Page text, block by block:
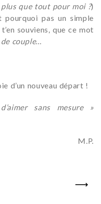
que tout pour moi ?)
pas un simple
souviens, que ce mot
couple…
d’un nouveau départ !
sans mesure »
M.P.
NEXT